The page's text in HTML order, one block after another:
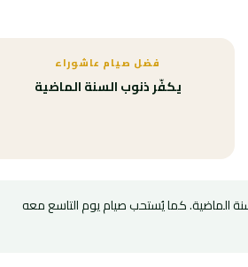
فضل صيام عاشوراء
يكفّر ذنوب السنة الماضية
الماضية. كما يُستحب صيام يوم التاسع معه